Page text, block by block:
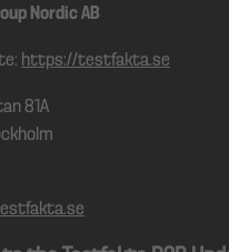
Nordic AB
https://testfakta.se
81A